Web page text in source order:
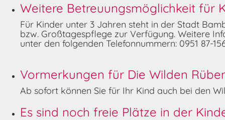
Weitere Betreuungsmöglichkeit für
Für Kinder unter 3 Jahren steht in der Stadt
bzw. Großtagespflege zur Verfügung. Weitere
unter den folgenden Telefonnummern: 0951 87-
Vormerkungen für Die Wilden
Ab sofort können Sie für Ihr Kind auch bei den
Es sind noch freie Plätze in der